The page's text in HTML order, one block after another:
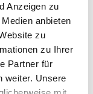
Anzeigen zu
anbieten
zu
zu Ihrer
Partner für
weiter. Unsere
auf Anfrage
geringfügig